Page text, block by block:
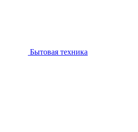
Бытовая техника